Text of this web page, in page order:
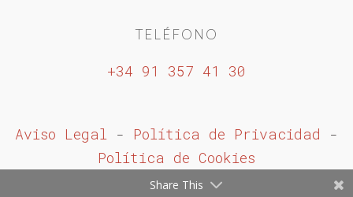
TELÉFONO
+34 91 357 41 30
Aviso Legal - Política de Privacidad -
Política de Cookies
Share This